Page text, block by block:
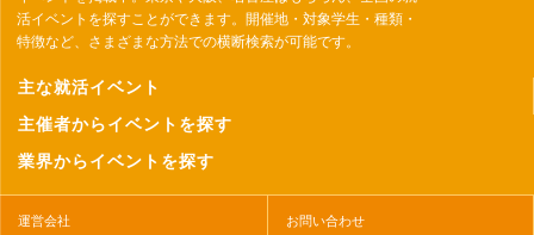
活イベントを探すことができます。開催地・対象学生・種類・
特徴など、さまざまな方法での横断検索が可能です。
主な就活イベント
主催者からイベントを探す
業界からイベントを探す
運営会社 お問い合わせ